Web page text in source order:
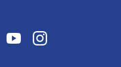
LinkedInYouTubeInstagram